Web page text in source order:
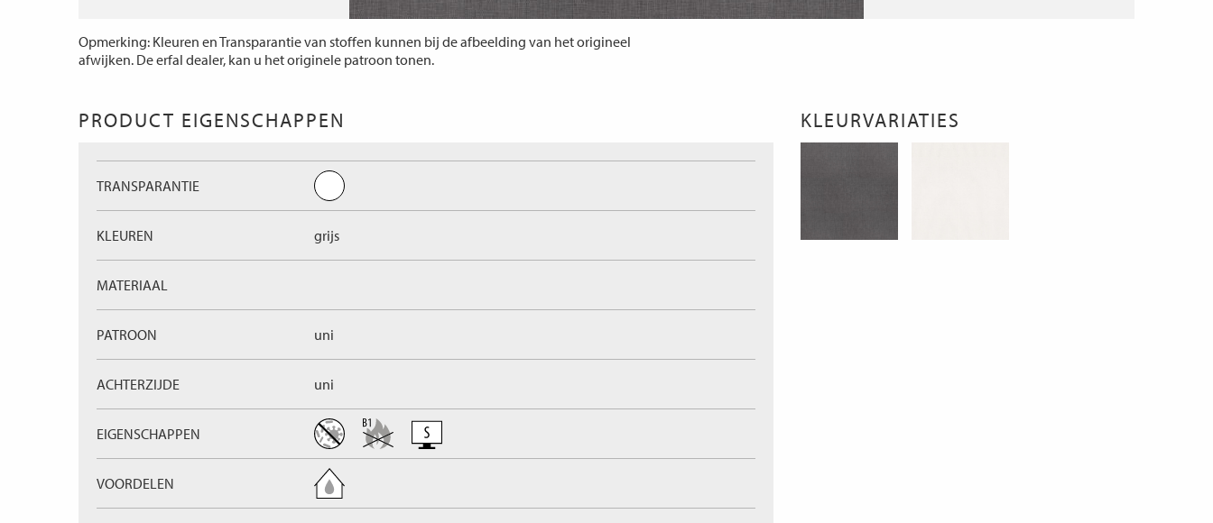
Opmerking: Kleuren en Transparantie van stoffen kunnen bij de afbeelding van het origineel
afwijken. De erfal dealer, kan u het originele patroon tonen.
PRODUCT EIGENSCHAPPEN
TRANSPARANTIE
KLEUREN grijs
MATERIAAL
PATROON uni
ACHTERZIJDE uni
EIGENSCHAPPEN
VOORDELEN
KLEURVARIATIES